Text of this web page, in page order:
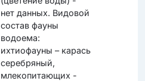
нет данных. Видовой
состав фауны
водоема:
ихтиофауны – карась
серебряный,
млекопитающих -